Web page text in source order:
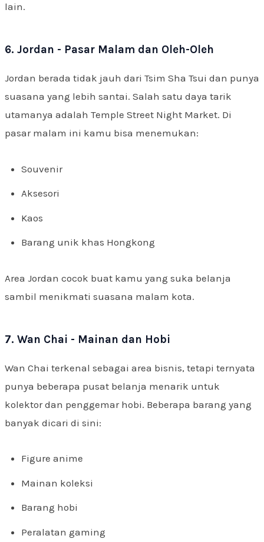
lain.
6. Jordan - Pasar Malam dan Oleh-Oleh
Jordan berada tidak jauh dari Tsim Sha Tsui dan punya
suasana yang lebih santai. Salah satu daya tarik
utamanya adalah Temple Street Night Market. Di
pasar malam ini kamu bisa menemukan:
Souvenir
Aksesori
Kaos
Barang unik khas Hongkong
Area Jordan cocok buat kamu yang suka belanja
sambil menikmati suasana malam kota.
7. Wan Chai - Mainan dan Hobi
Wan Chai terkenal sebagai area bisnis, tetapi ternyata
punya beberapa pusat belanja menarik untuk
kolektor dan penggemar hobi. Beberapa barang yang
banyak dicari di sini:
Figure anime
Mainan koleksi
Barang hobi
Peralatan gaming